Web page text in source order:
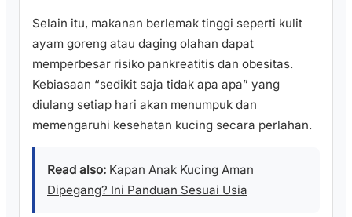
Selain itu, makanan berlemak tinggi seperti kulit
ayam goreng atau daging olahan dapat
memperbesar risiko pankreatitis dan obesitas.
Kebiasaan “sedikit saja tidak apa apa” yang
diulang setiap hari akan menumpuk dan
memengaruhi kesehatan kucing secara perlahan.
Read also: Kapan Anak Kucing Aman
Dipegang? Ini Panduan Sesuai Usia